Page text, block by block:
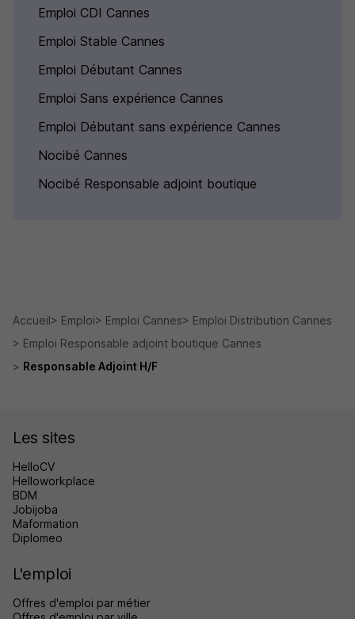
Emploi CDI Cannes
Emploi Stable Cannes
Emploi Débutant Cannes
Emploi Sans expérience Cannes
Emploi Débutant sans expérience Cannes
Nocibé Cannes
Nocibé Responsable adjoint boutique
Accueil Emploi Emploi Cannes
Emploi Distribution Cannes
Emploi Responsable adjoint boutique Cannes
Responsable Adjoint H/F
Les sites
HelloCV
Helloworkplace
BDM
Jobijoba
Maformation
Diplomeo
L'emploi
Offres d'emploi par métier